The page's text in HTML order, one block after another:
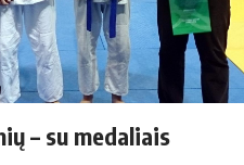
– su medaliais